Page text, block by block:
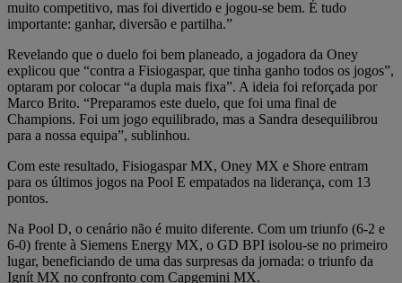
muito competitivo, mas foi divertido e jogou-se bem. É tudo
importante: ganhar, diversão e partilha.”
Revelando que o duelo foi bem planeado, a jogadora da Oney
explicou que “contra a Fisiogaspar, que tinha ganho todos os jogos”,
optaram por colocar “a dupla mais fixa”. A ideia foi reforçada por
Marco Brito. “Preparamos este duelo, que foi uma final de
Champions. Foi um jogo equilibrado, mas a Sandra desequilibrou
para a nossa equipa”, sublinhou.
Com este resultado, Fisiogaspar MX, Oney MX e Shore entram
para os últimos jogos na Pool E empatados na liderança, com 13
pontos.
Na Pool D, o cenário não é muito diferente. Com um triunfo (6-2 e
6-0) frente à Siemens Energy MX, o GD BPI isolou-se no primeiro
lugar, beneficiando de uma das surpresas da jornada: o triunfo da
Ignít MX no confronto com Capgemini MX.